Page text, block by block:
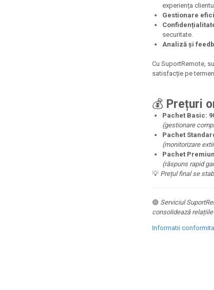
experiența
Gestionare
securitate.
Analiză și
Cu SuportRemote,
satisfacție pe
💰 Prețuri
Pachet Basic:
(gestionare
Pachet
(monitorizare
Pachet
(răspuns rapid
💡 Prețul final se
🟢 Serviciul
consolidează
Informatii